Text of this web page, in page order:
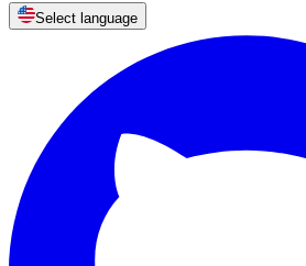
Select language